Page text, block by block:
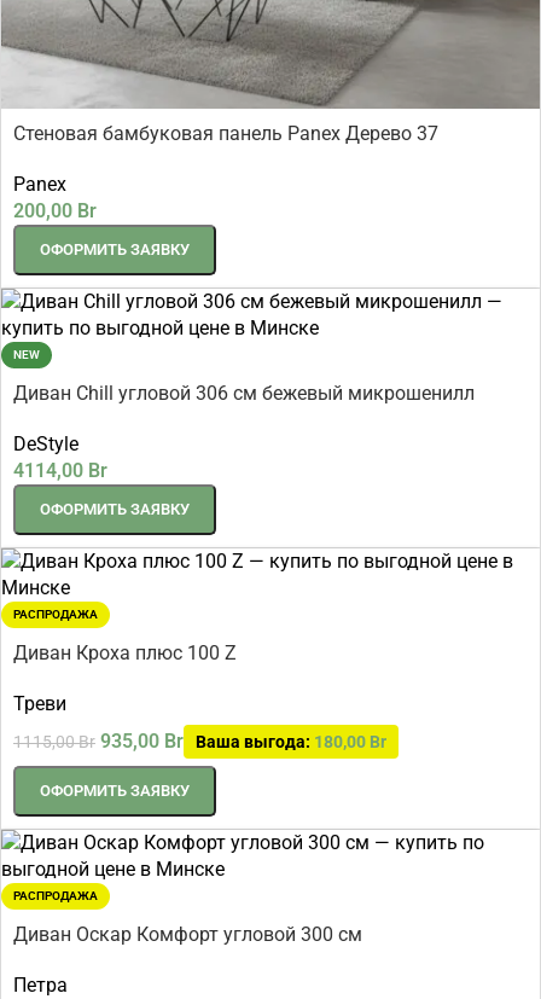
Стеновая бамбуковая панель Panex Дерево 37
Panex
200,00 Br
ОФОРМИТЬ ЗАЯВКУ
NEW
Диван Chill угловой 306 см бежевый микрошенилл
DeStyle
4114,00 Br
ОФОРМИТЬ ЗАЯВКУ
РАСПРОДАЖА
Диван Кроха плюс 100 Z
Треви
1115,00Br 935,00 Br Ваша выгода: 180,00 Br
ОФОРМИТЬ ЗАЯВКУ
РАСПРОДАЖА
Диван Оскар Комфорт угловой 300 см
Петра